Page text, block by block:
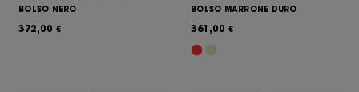
BOLSO NERO
372,00 €
BOLSO MARRONE DURO
361,00 €